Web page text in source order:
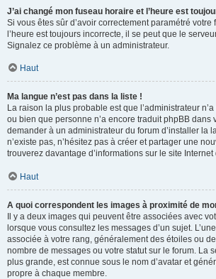
J’ai changé mon fuseau horaire et l’heure est
Si vous êtes sûr d’avoir correctement paramétré votre
l’heure est toujours incorrecte, il se peut que le
Signalez ce problème à un administrateur.
Haut
Ma langue n’est pas dans la liste !
La raison la plus probable est que l’administrateur
ou bien que personne n’a encore traduit phpBB dans
demander à un administrateur du forum d’installer la
n’existe pas, n’hésitez pas à créer et partager une
trouverez davantage d’informations sur le site Internet
Haut
A quoi correspondent les images à proximité de
Il y a deux images qui peuvent être associées avec
lorsque vous consultez les messages d’un sujet.
associée à votre rang, généralement des étoiles ou
nombre de messages ou votre statut sur le forum. La
plus grande, est connue sous le nom d’avatar et
propre à chaque membre.